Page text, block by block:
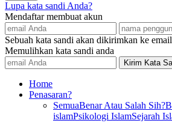
Lupa kata sandi Anda?
Mendaftar membuat akun
Sebuah kata sandi akan dikirimkan ke
Memulihkan kata sandi anda
Home
Penasaran?
SemuaBenar Atau Salah Sih?
islamPsikologi IslamSejarah